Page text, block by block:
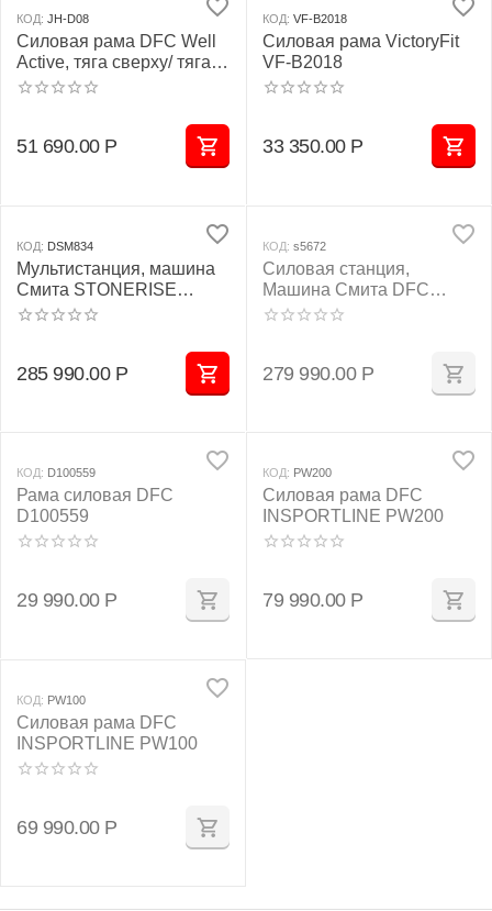
КОД: JH-D08
Силовая рама DFC Well
Active, тяга сверху/ тяга
снизу JH-D08
51 690.00 Р
КОД: VF-B2018
Силовая рама VictoryFit
VF-B2018
33 350.00 Р
КОД: DSM834
Мультистанция, машина
Смита STONERISE
DSM834
285 990.00 Р
КОД: s5672
Силовая станция,
Машина Смита DFC
POWERGYM D822
279 990.00 Р
КОД: D100559
Рама силовая DFC
D100559
29 990.00 Р
КОД: PW200
Силовая рама DFC
INSPORTLINE PW200
79 990.00 Р
КОД: PW100
Силовая рама DFC
INSPORTLINE PW100
69 990.00 Р